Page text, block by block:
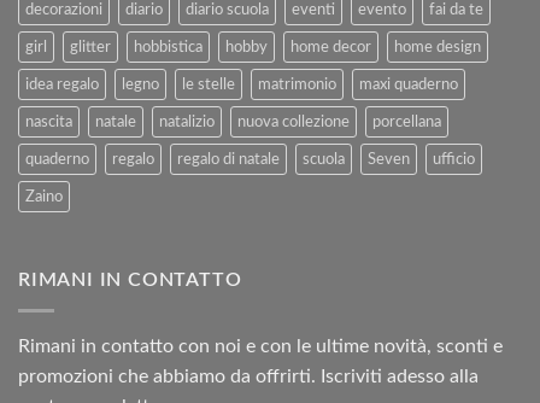
decorazioni diario diario scuola eventi evento fai da te
girl glitter hobbistica hobby home decor home design
idea regalo legno le stelle matrimonio maxi quaderno
nascita natale natalizio nuova collezione porcellana
quaderno regalo regalo di natale scuola Seven ufficio
Zaino
RIMANI IN CONTATTO
Rimani in contatto con noi e con le ultime novità, sconti e
promozioni che abbiamo da offrirti. Iscriviti adesso alla